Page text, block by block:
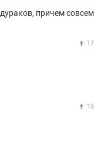
причем совсем
17
15